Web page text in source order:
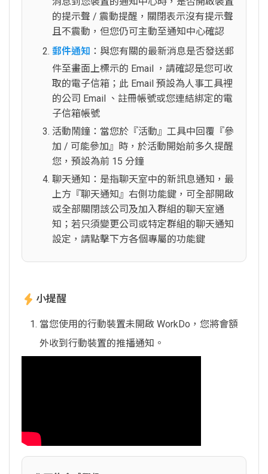
的提示聲 / 震動提醒，關閉表示沒有提示聲
且不震動，但您仍可主動至通知中心確認
郵件通知 ：與您有關的最新消息是否發送郵
件至畫面上標示的 Email ，請確認是您可收
取的電子信箱；此 Email 預設為人事工具裡
的公司 Email 、註冊帳號或您連結綁定的電
子信箱帳號
活動鬧鐘：當您於『活動』工具中回覆『參
加 / 可能參加』時，於活動開始前多久提醒
您，預設為前 15 分鐘
聊天通知：是指聊天室中的新訊息通知，最
上方『聊天通知』右側功能鍵，可全部開啟
或全部關閉該公司及加入群組的聊天室通
知；若只須變更公司或特定群組的聊天通知
設定，請點擊下方各個專屬的功能鍵
小提醒
當您使用的行動裝置未開啟 WorkDo，您將會額
外收到行動裝置的推播通知。